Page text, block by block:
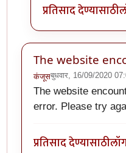
प्रतिसाद देण्यासाठी
The website
कंजूसबुधवार, 16/09/2020
The website
error. Please try
प्रतिसाद देण्यासाठी